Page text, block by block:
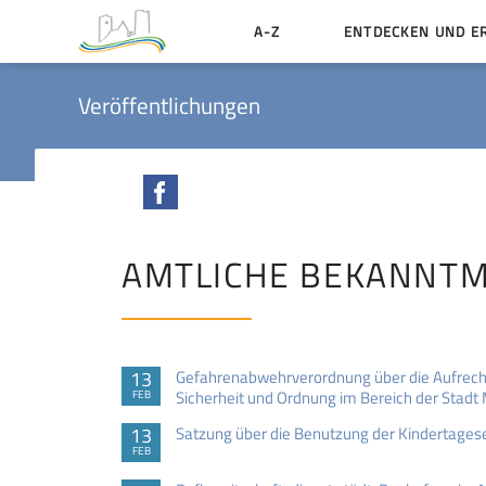
A-Z ENTDECKEN UND
Veröffentlichungen
AMTLICHE
13
FEB
Gefahrenabwehrverordnung über die
Sicherheit und Ordnung im Bereich der
13
FEB
Satzung über die Benutzung der